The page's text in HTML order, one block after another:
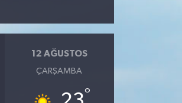
12 AĞUSTOS
ÇARŞAMBA
°